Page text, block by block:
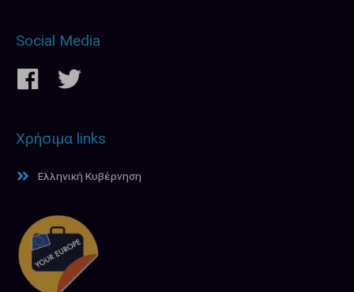
Social Media
Χρήσιμα links
Ελληνική Κυβέρνηση